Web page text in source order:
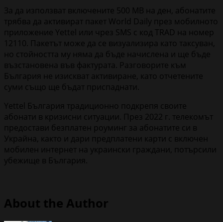
За да използват включените 500 MB на ден, абонатите
трябва да активират пакет World Daily през мобилното
приложение Yettel или чрез SMS с код TRAD на номер
12110. Пакетът може да се визуализира като таксуван,
но стойността му няма да бъде начислена и ще бъде
възстановена във фактурата. Разговорите към
България не изискват активиране, като отчетените
суми също ще бъдат приспаднати.
Yettel България традиционно подкрепя своите
абонати в кризисни ситуации. През 2022 г. телекомът
предостави безплатен роуминг за абонатите си в
Украйна, както и дари предплатени карти с включен
мобилен интернет на украински граждани, потърсили
убежище в България.
About the Author